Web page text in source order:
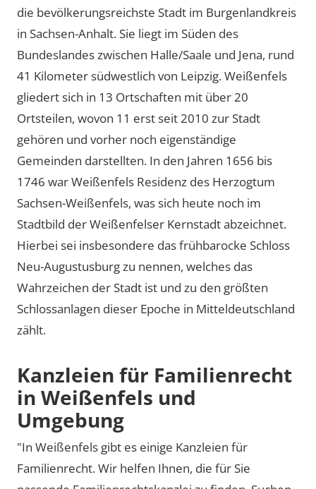
die bevölkerungsreichste Stadt im Burgenlandkreis
in Sachsen-Anhalt. Sie liegt im Süden des
Bundeslandes zwischen Halle/Saale und Jena, rund
41 Kilometer südwestlich von Leipzig. Weißenfels
gliedert sich in 13 Ortschaften mit über 20
Ortsteilen, wovon 11 erst seit 2010 zur Stadt
gehören und vorher noch eigenständige
Gemeinden darstellten. In den Jahren 1656 bis
1746 war Weißenfels Residenz des Herzogtum
Sachsen-Weißenfels, was sich heute noch im
Stadtbild der Weißenfelser Kernstadt abzeichnet.
Hierbei sei insbesondere das frühbarocke Schloss
Neu-Augustusburg zu nennen, welches das
Wahrzeichen der Stadt ist und zu den größten
Schlossanlagen dieser Epoche in Mitteldeutschland
zählt.
Kanzleien für Familienrecht
in Weißenfels und
Umgebung
"In Weißenfels gibt es einige Kanzleien für
Familienrecht. Wir helfen Ihnen, die für Sie